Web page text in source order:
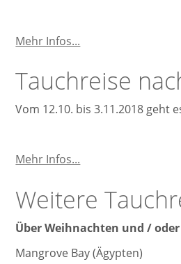
Mehr Infos...
Tauchreise
Vom 12.10. bis 3.11.2018 geht
Mehr Infos...
Bali
2018
Weitere
Über Weihnachten und / oder
Mangrove Bay (Ägypten)